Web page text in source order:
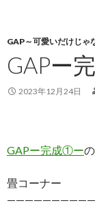
ッ
GAP～可愛いだけじゃ
GAPー
2023年12月24日
GAPー完成①ー
畳コーナー